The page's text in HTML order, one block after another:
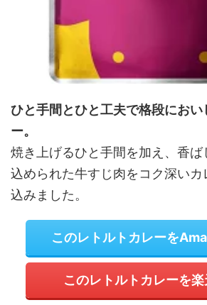
ひと手間とひと工夫で格段におい
ー。
焼き上げるひと手間を加え、香ば
込められた牛すじ肉をコク深い
込みました。
このレトルトカレーを
このレトルトカレーを